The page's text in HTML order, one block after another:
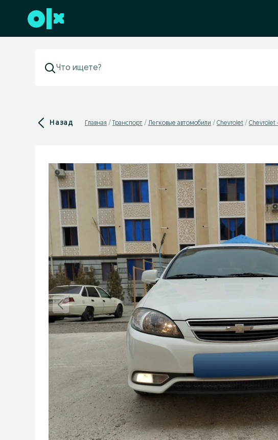
Перейти к нижнему колонтитулу
Назад Главная Транспорт Легковые автомобили Chevrolet Chevrolet